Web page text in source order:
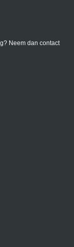
Neem dan contact